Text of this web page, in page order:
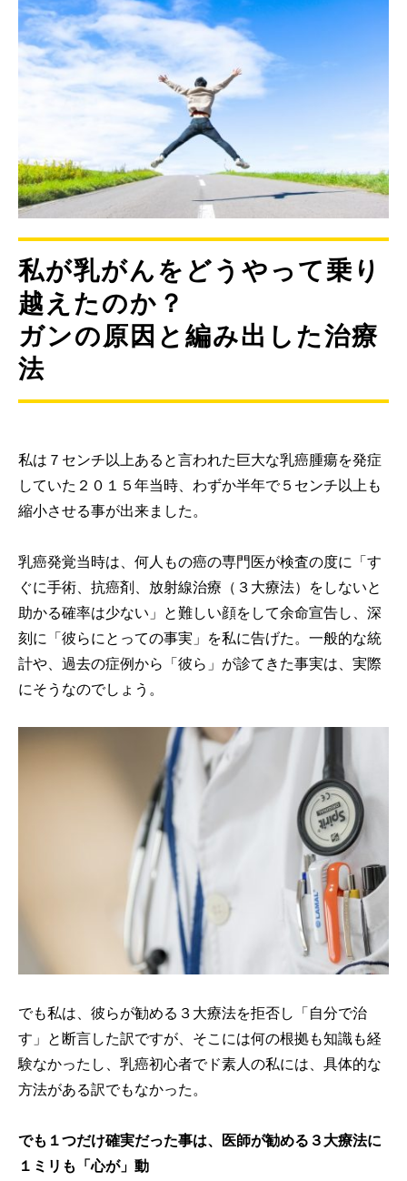
私が乳がんをどうやって乗り
越えたのか？
ガンの原因と編み出した治療
法
私は７センチ以上あると言われた巨大な乳癌腫瘍を発症
していた２０１５年当時、わずか半年で５センチ以上も
縮小させる事が出来ました。
乳癌発覚当時は、何人もの癌の専門医が検査の度に「す
ぐに手術、抗癌剤、放射線治療（３大療法）をしないと
助かる確率は少ない」と難しい顔をして余命宣告し、深
刻に「彼らにとっての事実」を私に告げた。一般的な統
計や、過去の症例から「彼ら」が診てきた事実は、実際
にそうなのでしょう。
でも私は、彼らが勧める３大療法を拒否し「自分で治
す」と断言した訳ですが、そこには何の根拠も知識も経
験なかったし、乳癌初心者でド素人の私には、具体的な
方法がある訳でもなかった。
でも１つだけ確実だった事は、医師が勧める３大療法に
１ミリも「心が」動